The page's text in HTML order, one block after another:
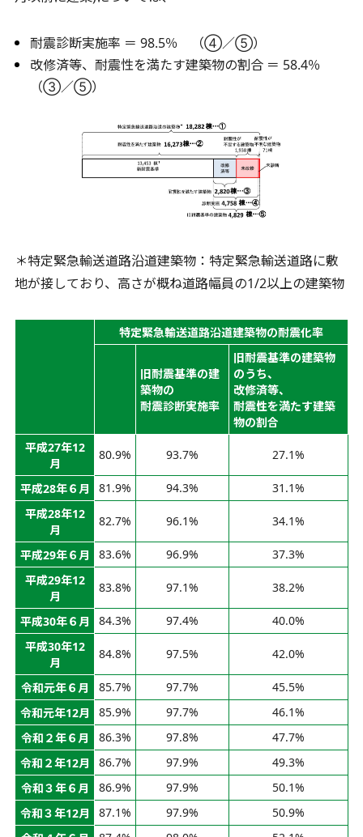
耐震診断実施率 ＝ 98.5％ （④／⑤）
改修済等、耐震性を満たす建築物の割合 ＝ 58.4％
（③／⑤）
＊特定緊急輸送道路沿道建築物：特定緊急輸送道路に敷
地が接しており、高さが概ね道路幅員の1/2以上の建築物
特定緊急輸送道路沿道建築物の耐震化率
旧耐震基準の建
築物の
耐震診断実施率
旧耐震基準の建築物
のうち、
改修済等、
耐震性を満たす建築
物の割合
平成27年12
月
80.9% 93.7% 27.1%
平成28年６月 81.9% 94.3%
31.1%
平成28年12
月
82.7% 96.1% 34.1%
平成29年６月 83.6% 96.9%
37.3%
平成29年12
月
83.8% 97.1% 38.2%
平成30年６月 84.3% 97.4%
40.0%
平成30年12
月
84.8% 97.5% 42.0%
令和元年６月 85.7% 97.7%
45.5%
令和元年12月
85.9% 97.7%
46.1%
令和２年６月
86.3% 97.8%
47.7%
令和２年12月
86.7% 97.9%
49.3%
令和３年６月
86.9% 97.9%
50.1%
令和３年12月
87.1% 97.9%
50.9%